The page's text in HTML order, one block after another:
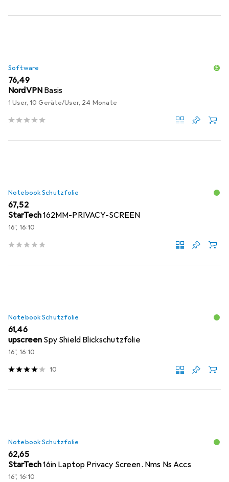
Software
EUR
76,49
NordVPN Basis
1 User, 10 Geräte/User, 24 Monate
Notebook Schutzfolie
EUR
67,52
StarTech162MM-PRIVACY-SCREEN
16", 16:10
Notebook Schutzfolie
EUR
61,46
upscreen Spy Shield Blickschutzfolie
16", 16:10
10
Notebook Schutzfolie
EUR
62,65
StarTech16in Laptop Privacy Screen. Nms Ns Accs
16", 16:10